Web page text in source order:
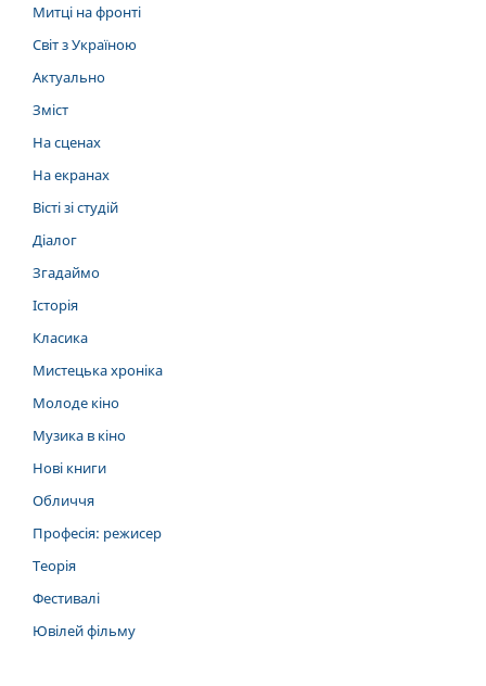
Митці на фронті
Світ з Україною
Актуально
Зміст
На сценах
На екранах
Вісті зі студій
Діалог
Згадаймо
Історія
Класика
Мистецька хроніка
Молоде кіно
Музика в кіно
Нові книги
Обличчя
Професія: режисер
Теорія
Фестивалі
Ювілей фільму